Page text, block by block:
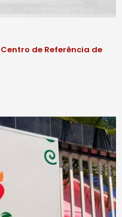
de Referência de